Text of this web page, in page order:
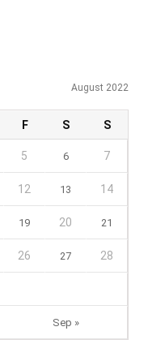
August 2022
F S S
Sep »
5 6 7
12 13 14
19 20 21
26 27 28